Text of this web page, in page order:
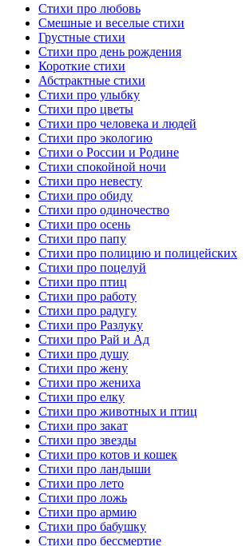
Стихи про любовь
Смешные и веселые стихи
Грустные стихи
Стихи про день рождения
Короткие стихи
Абстрактные стихи
Стихи про улыбку
Стихи про цветы
Стихи про человека и людей
Стихи про экологию
Стихи о России и Родине
Стихи спокойной ночи
Стихи про невесту
Стихи про обиду
Стихи про одиночество
Стихи про осень
Стихи про папу
Стихи про полицию и полицейских
Стихи про поцелуй
Стихи про птиц
Стихи про работу
Стихи про радугу
Стихи про Разлуку
Стихи про Рай и Ад
Стихи про душу
Стихи про жену
Стихи про жениха
Стихи про елку
Стихи про животных и птиц
Стихи про закат
Стихи про звезды
Стихи про котов и кошек
Стихи про ландыши
Стихи про лето
Стихи про ложь
Стихи про армию
Стихи про бабушку
Стихи про бессмертие